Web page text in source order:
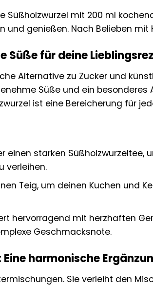
Süßholzwurzel mit 200 ml
und genießen. Nach Belieben
Süße für deine
Alternative zu Zucker und
Süße und ein besonderes
ist eine Bereicherung für
einen starken Süßholzwurzeltee,
verleihen.
Teig, um deinen Kuchen und
hervorragend mit herzhaften
Geschmacksnote.
harmonische
Sie verleiht den